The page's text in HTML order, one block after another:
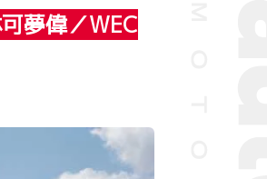
夢偉／WEC